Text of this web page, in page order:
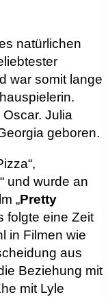
war somit lange
Julia
geboren.
und wurde an
„Pretty
folgte eine Zeit
in Filmen wie
aus
Beziehung mit
mit Lyle